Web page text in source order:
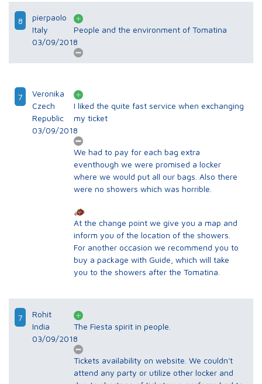
8
pierpaolo
Italy
03/09/2018
People and the environment of Tomatina
7
Veronika
Czech
Republic
03/09/2018
I liked the quite fast service when exchanging
my ticket
We had to pay for each bag extra
eventhough we were promised a locker
where we would put all our bags. Also there
were no showers which was horrible.
At the change point we give you a map and
inform you of the location of the showers.
For another occasion we recommend you to
buy a package with Guide, which will take
you to the showers after the Tomatina.
7
Rohit
India
03/09/2018
The Fiesta spirit in people.
Tickets availability on website. We couldn't
attend any party or utilize other locker and